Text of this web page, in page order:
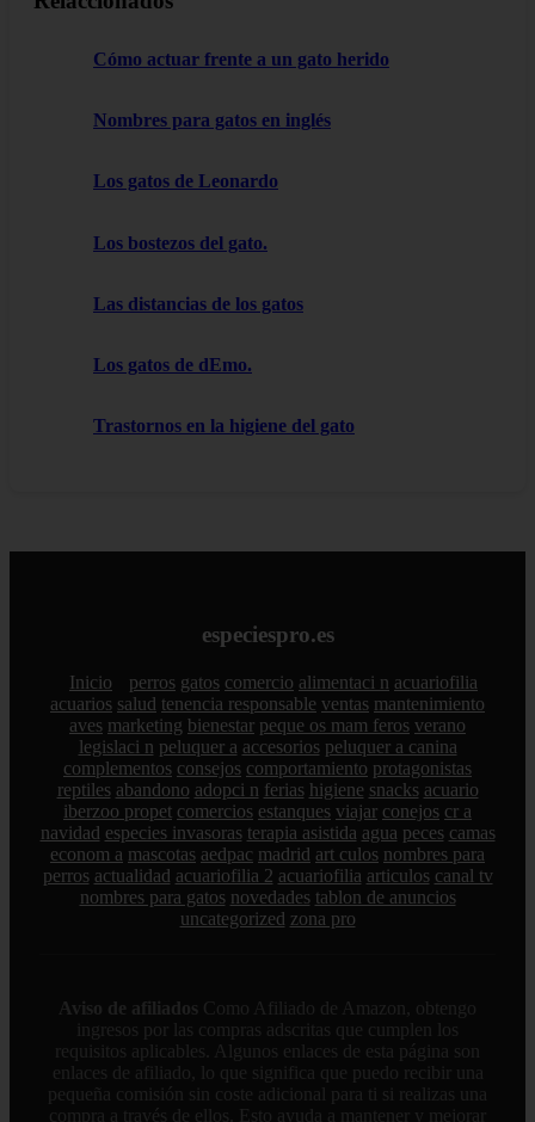
Cómo actuar frente a un gato herido
Nombres para gatos en inglés
Los gatos de Leonardo
Los bostezos del gato.
Las distancias de los gatos
Los gatos de dEmo.
Trastornos en la higiene del gato
especiespro.es
Inicio perros gatos comercio alimentaci n acuariofilia
acuarios salud tenencia responsable ventas mantenimiento
aves marketing bienestar peque os mam feros verano
legislaci n peluquer a accesorios peluquer a canina
complementos consejos comportamiento protagonistas
reptiles abandono adopci n ferias higiene snacks acuario
iberzoo propet comercios estanques viajar conejos cr a
navidad especies invasoras terapia asistida agua peces camas
econom a mascotas aedpac madrid art culos nombres para
perros actualidad acuariofilia 2 acuariofilia articulos canal tv
nombres para gatos novedades tablon de anuncios
uncategorized zona pro
Aviso de afiliados Como Afiliado de Amazon, obtengo
ingresos por las compras adscritas que cumplen los
requisitos aplicables. Algunos enlaces de esta página son
enlaces de afiliado, lo que significa que puedo recibir una
pequeña comisión sin coste adicional para ti si realizas una
compra a través de ellos. Esto ayuda a mantener y mejorar